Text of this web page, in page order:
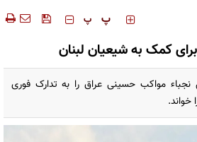
‍‍‍ پ پ
برای کمک به شیعیان لبنان
مواکب حسینی عراق را به تدارک فوری
خواند.